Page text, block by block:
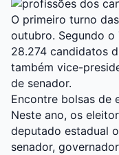
O primeiro turno
outubro. Segundo o
28.274 candidatos
também vice-
de senador.
Encontre bolsas de
Neste ano, os
deputado estadual
senador,